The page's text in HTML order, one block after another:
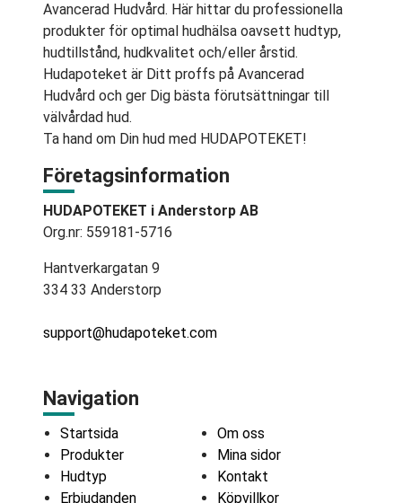
Avancerad Hudvård. Här hittar du professionella
produkter för optimal hudhälsa oavsett hudtyp,
hudtillstånd, hudkvalitet och/eller årstid.
Hudapoteket är Ditt proffs på Avancerad
Hudvård och ger Dig bästa förutsättningar till
välvårdad hud.
Ta hand om Din hud med HUDAPOTEKET!
Företagsinformation
HUDAPOTEKET i Anderstorp AB
Org.nr: 559181-5716
Hantverkargatan 9
334 33 Anderstorp
support@hudapoteket.com
Navigation
Startsida
Produkter
Hudtyp
Erbjudanden
Om oss
Mina sidor
Kontakt
Köpvillkor